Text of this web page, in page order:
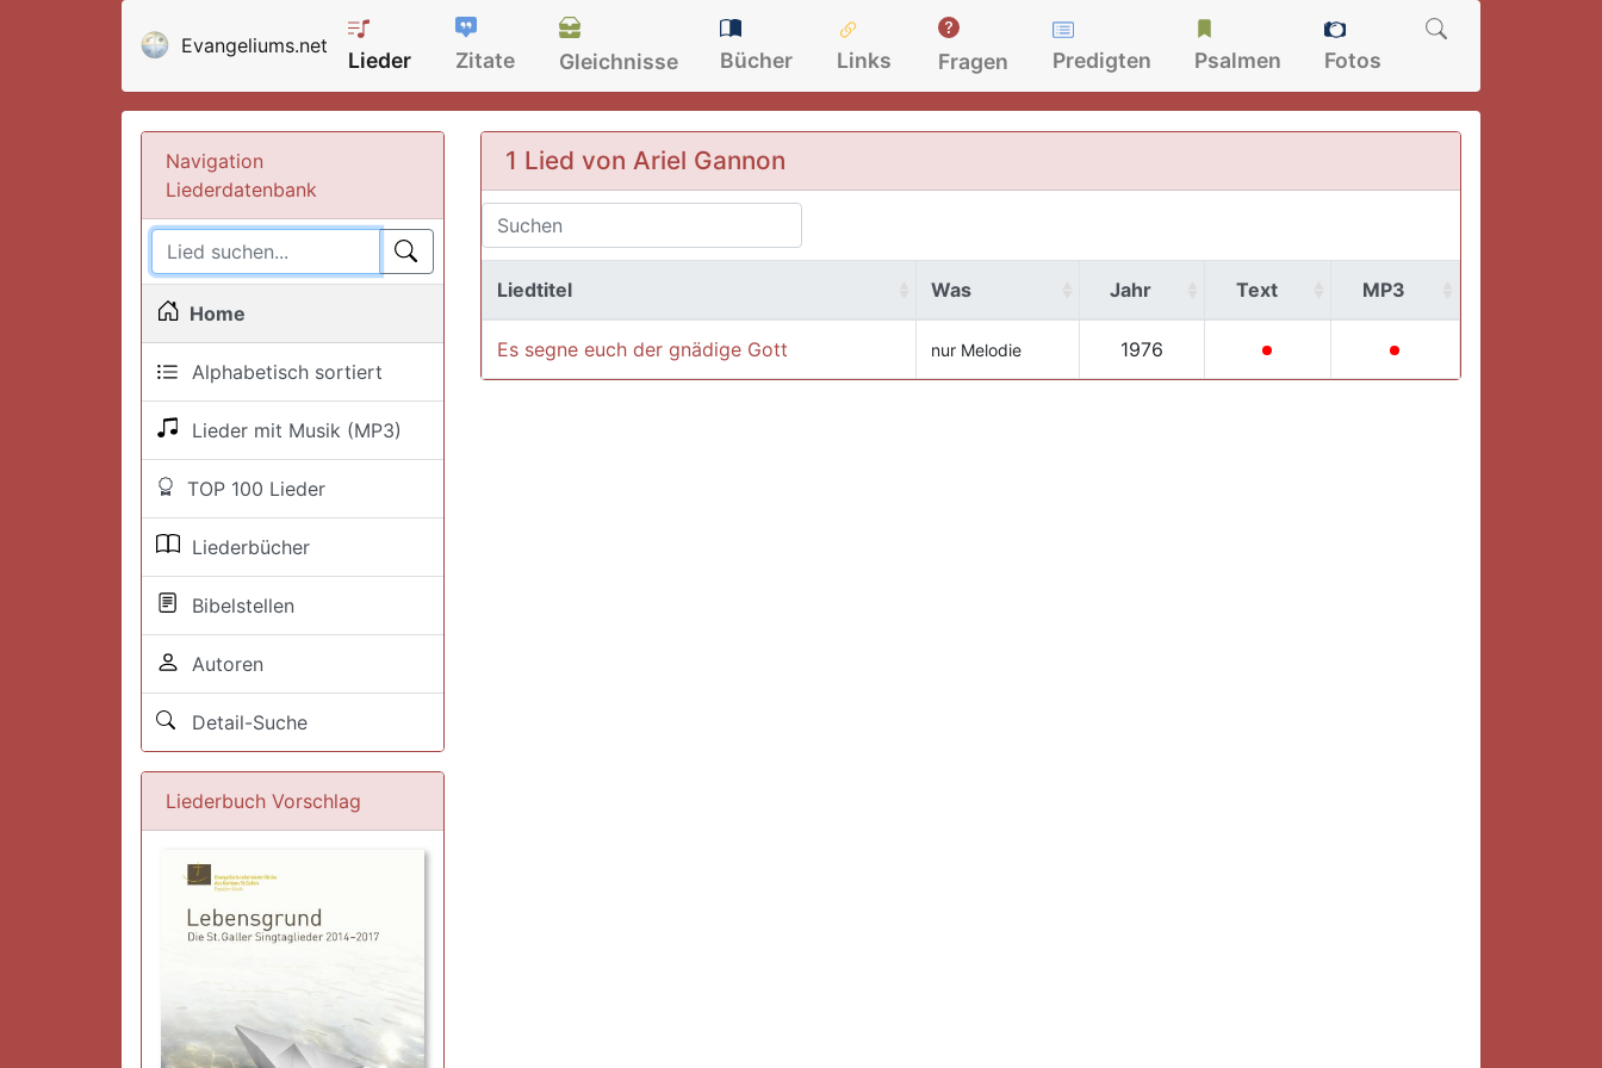
Evangeliums.net
Lieder Zitate Gleichnisse Bücher Links Fragen Predigten Psalmen Fotos
Navigation
Liederdatenbank
Home
Alphabetisch sortiert
Lieder mit Musik (MP3)
TOP 100 Lieder
Liederbücher
Bibelstellen
Autoren
Detail-Suche
Liederbuch Vorschlag
1 Lied von Ariel Gannon
Liedtitel Was Jahr Text MP3
Es segne euch der gnädige Gott nur Melodie 1976